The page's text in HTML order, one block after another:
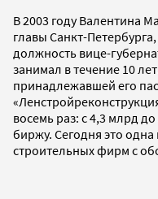
В 2003 году Валентина
главы Санкт-
должность вице-
занимал в течение 10
принадлежавшей его
восемь раз: с 4,3 млрд
биржу. Сегодня это
строительных фирм с